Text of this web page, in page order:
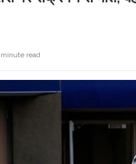
minute read